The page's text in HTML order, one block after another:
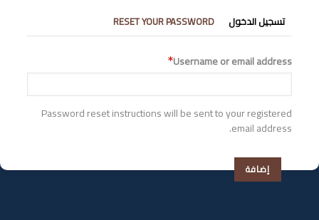
التبويبات
الأساسية
تسجيل الدخول RESET YOUR PASSWORD
Username or email address
Password reset instructions will be sent to your registered
email address.